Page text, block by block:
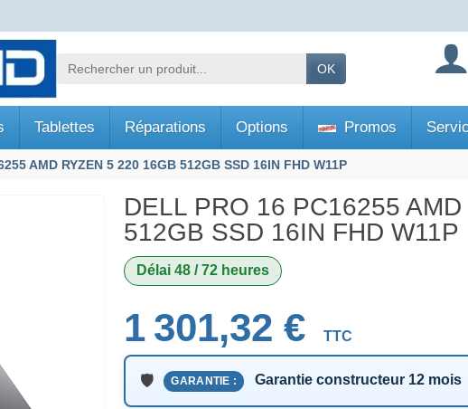
OK
Tablettes Réparations Options Promos
AMD RYZEN 5 220 16GB 512GB SSD 16IN FHD W11P
DELL PRO 16 PC16255
512GB SSD 16IN FHD W11P
Délai 48 / 72 heures
1 301,32 € TTC
GARANTIE : Garantie constructeur 12 mois